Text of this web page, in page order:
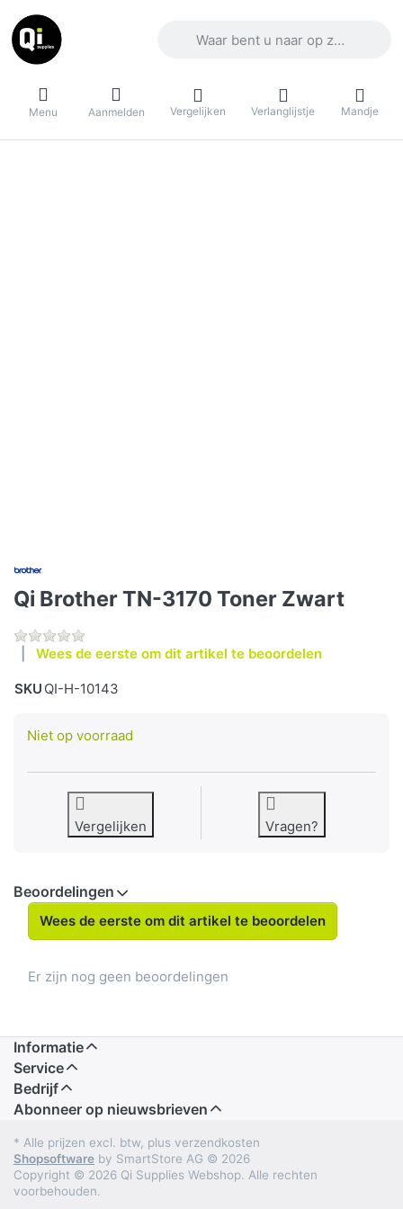
Menu Aanmelden Vergelijken Verlanglijstje Mandje
Qi Brother TN-3170 Toner Zwart
Wees de eerste om dit artikel te beoordelen
SKU QI-H-10143
Niet op voorraad
Vergelijken Vragen?
Beoordelingen
Wees de eerste om dit artikel te beoordelen
Er zijn nog geen beoordelingen
Informatie
Service
Bedrijf
Abonneer op nieuwsbrieven
* Alle prijzen excl. btw, plus verzendkosten
Shopsoftware by SmartStore AG © 2026
Copyright © 2026 Qi Supplies Webshop. Alle rechten
voorbehouden.